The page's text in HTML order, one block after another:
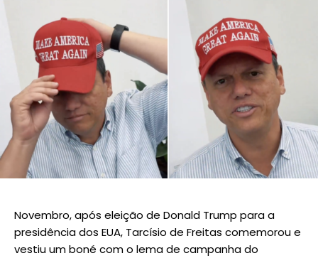
Novembro, após eleição de Donald Trump para a
presidência dos EUA, Tarcísio de Freitas comemorou e
vestiu um boné com o lema de campanha do